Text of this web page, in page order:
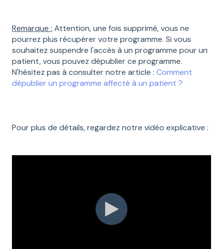
Remarque : Attention, une fois supprimé, vous ne
pourrez plus récupérer votre programme. Si vous
souhaitez suspendre l'accès à un programme pour un
patient, vous pouvez dépublier ce programme.
N'hésitez pas à consulter notre article : Comment
dépublier un programme affecté à un patient ?
Pour plus de détails, regardez notre vidéo explicative :